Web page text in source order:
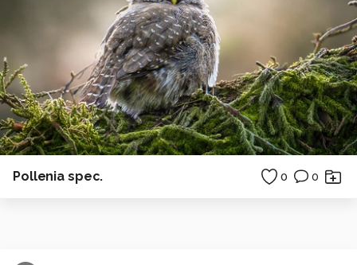
Pollenia spec. 0 0